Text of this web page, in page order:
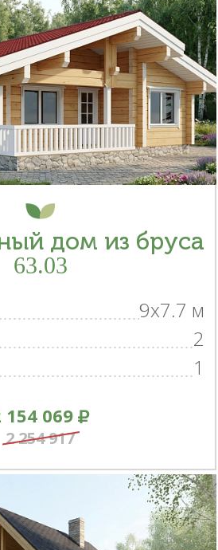
дом из бруса
63.03
9x7.7 м
2
1
154 069
2 254 917